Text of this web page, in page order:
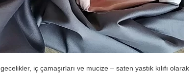
gecelikler, iç çamaşırları ve mucize – saten yastık kılıfı olarak